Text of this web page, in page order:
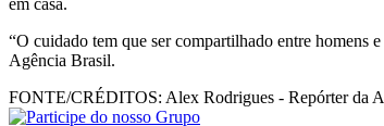
em casa.
“O cuidado tem que ser compartilhado entre homens
Agência Brasil.
FONTE/CRÉDITOS: Alex Rodrigues - Repórter da